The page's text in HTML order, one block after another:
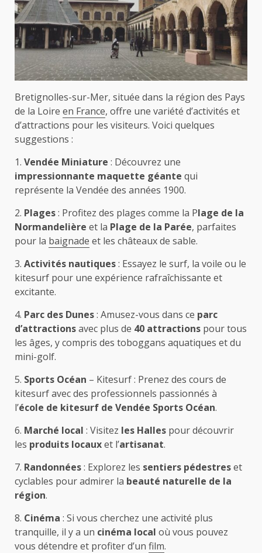
Bretignolles-sur-Mer, située dans la région des Pays
de la Loire en France, offre une variété d’activités et
d’attractions pour les visiteurs. Voici quelques
suggestions :
1. Vendée Miniature : Découvrez une
impressionnante maquette géante qui
représente la Vendée des années 1900.
2. Plages: Profitez des plages comme la Plage de la
Normandelière et la Plage de la Parée, parfaites
pour la baignade et les châteaux de sable.
3. Activités nautiques: Essayez le surf, la voile ou le
kitesurf pour une expérience rafraîchissante et
excitante.
4. Parc des Dunes: Amusez-vous dans ce parc
d’attractionsavec plus de 40 attractions pour tous
les âges, y compris des toboggans aquatiques et du
mini-golf.
5. Sports Océan – Kitesurf : Prenez des cours de
kitesurf avec des professionnels passionnés à
l’école de kitesurf de Vendée Sports Océan.
6. Marché local : Visitez les Halles pour découvrir
les produits locauxet l’artisanat.
7. Randonnées: Explorez les sentiers pédestreset
cyclables pour admirer la beauté naturelle de la
région.
8. Cinéma : Si vous cherchez une activité plus
tranquille, il y a un cinéma local où vous pouvez
vous détendre et profiter d’un film.